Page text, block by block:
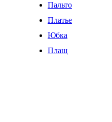
Пальто
Платье
Юбка
Плащ